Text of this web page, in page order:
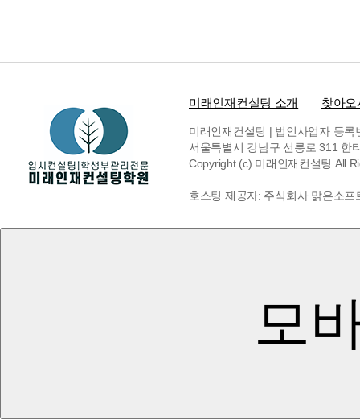
미래인재컨설팅 소개 찾아
미래인재컨설팅 | 법인사업자 등
서울특별시 강남구 선릉로 311 한
Copyright (c) 미래인재컨설팅 All
호스팅 제공자: 주식회사 맑은소
모